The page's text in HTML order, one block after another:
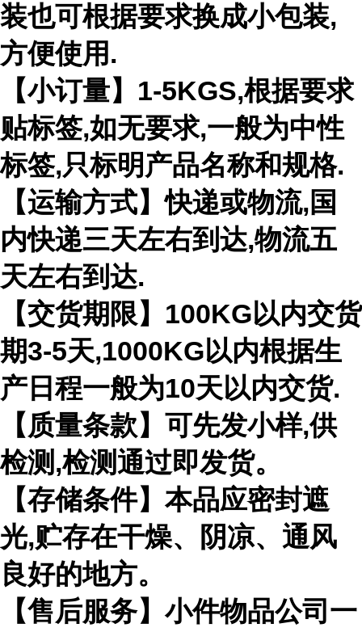
装也可根据要求换成小包装,
方便使用.
【小订量】1-5KGS,根据要求
贴标签,如无要求,一般为中性
标签,只标明产品名称和规格.
【运输方式】快递或物流,国
内快递三天左右到达,物流五
天左右到达.
【交货期限】100KG以内交货
期3-5天,1000KG以内根据生
产日程一般为10天以内交货.
【质量条款】可先发小样,供
检测,检测通过即发货。
【存储条件】本品应密封遮
光,贮存在干燥、阴凉、通风
良好的地方。
【售后服务】小件物品公司一